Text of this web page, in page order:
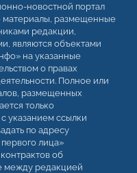
новостной портал
размещенные
редакции,
являются объектами
на указанные
о правах
Полное или
размещенных
только
указанием ссылки
по адресу
лица»
об
между редакцией